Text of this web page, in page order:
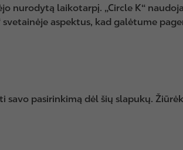
nurodytą laikotarpį. „Circle K“
aspektus, kad galėtume
pasirinkimą dėl šių slapukų.